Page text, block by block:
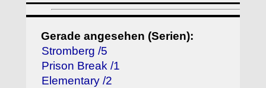
Gerade angesehen (Serien):
Stromberg /5
Prison Break /1
Elementary /2